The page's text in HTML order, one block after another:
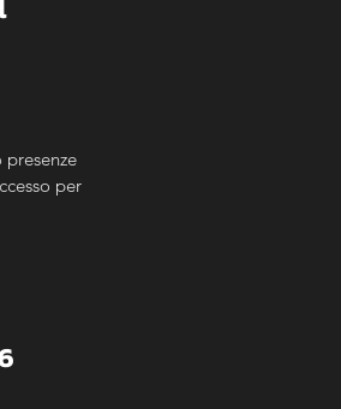
per